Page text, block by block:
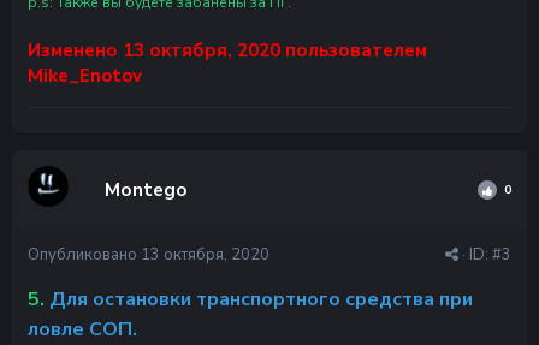
Изменено 13 октября, 2020 пользователем
Mike_Enotov
Montego 0
· ID: #3
Опубликовано 13 октября, 2020
5. Для остановки транспортного средства при
ловле СОП.